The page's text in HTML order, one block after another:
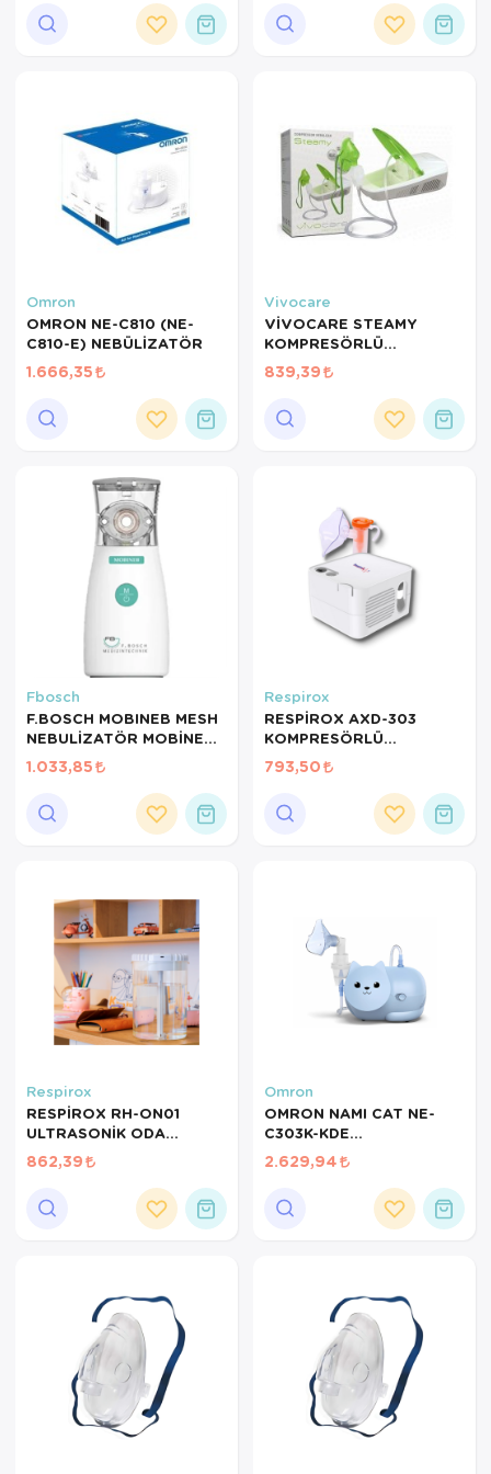
Ortopedi Ürünleri
Ortopedi Ürünleri
Ortopedi Ürünleri
Ortopedi Ürünleri
Sarf Malzemeleri
Yara Bakım Ürünleri
KASA C28 UYUMLU
NEB6021
KASA C28 UYUMLU
NEB6020
Omron
OMRON NE-C810 (NE-
C810-E) NEBÜLİZATÖR
1.666,35
Vivocare
VİVOCARE STEAMY
KOMPRESÖRLÜ
NEBULİZÖR
839,39
Fbosch
F.BOSCH MOBINEB MESH
NEBULİZATÖR MOBİNEM
MESH NEBULİZER
1.033,85
Respirox
RESPİROX AXD-303
KOMPRESÖRLÜ
NEBULİZATÖR
793,50
Respirox
RESPİROX RH-ON01
ULTRASONİK ODA
NEMLENDİRiCİ
862,39
Omron
OMRON NAMI CAT NE-
C303K-KDE
KOMPRESÖRLÜ
NEBULİZATÖR Nami Cat
2.629,94